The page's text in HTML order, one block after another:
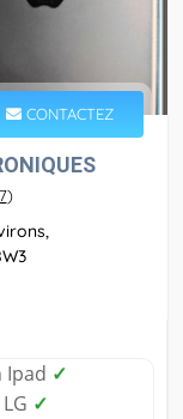
CONTACTEZ
)
Ipad ✓
✓